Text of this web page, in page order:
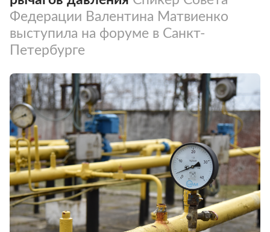
Федерации Валентина Матвиенко
выступила на форуме в Санкт-
Петербурге